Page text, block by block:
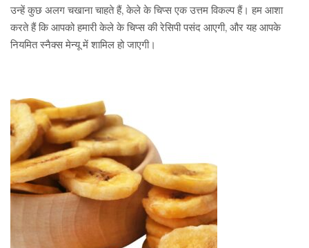
उन्हें कुछ अलग चखाना चाहते हैं, केले के चिप्स एक उत्तम विकल्प हैं। हम आशा
करते हैं कि आपको हमारी केले के चिप्स की रेसिपी पसंद आएगी, और यह आपके
नियमित स्नैक्स मेन्यू में शामिल हो जाएगी।